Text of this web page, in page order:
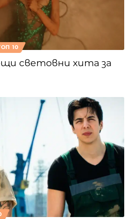
10
световни хита за